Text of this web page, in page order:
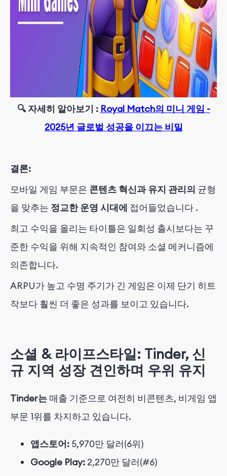
🔍 자세히 알아보기 : Royal Match의 미니 게임 -
2025년 글로벌 성공을 이끄는 비밀
결론:
모바일 게임 부문은 콘텐츠 혁신과 유지 관리의 균형
을 맞추는 정교한 운영 시대에 접어들었습니다 .
최고 수익을 올리는 타이틀은 일회성 출시보다는 꾸
준한 수익을 위해 지속적인 참여와 소셜 메커니즘에
의존합니다.
ARPU가 높고 수명 주기가 긴 게임은 이제 단기 히트
작보다 훨씬 더 좋은 성과를 보이고 있습니다.
소셜 & 라이프스타일: Tinder, 신
규 지역 성장 견인하며 우위 유지
Tinder는 매출 기준으로 여전히 비콘텐츠, 비게임 앱
부문 1위를 차지하고 있습니다.
앱스토어: 5,970만 달러(6위)
Google Play: 2,270만 달러(#6)